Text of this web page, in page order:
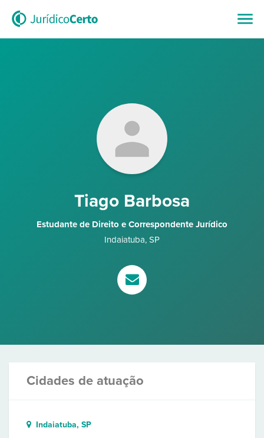
Tiago Barbosa
Estudante de Direito e Correspondente Jurídico
Indaiatuba, SP
Cidades de atuação
Indaiatuba, SP